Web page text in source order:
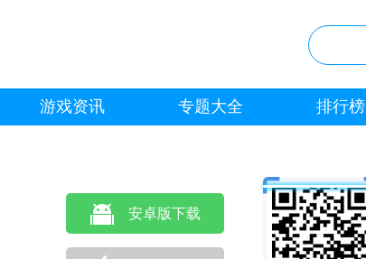
游戏资讯 专题大全 排行榜
安卓版下载